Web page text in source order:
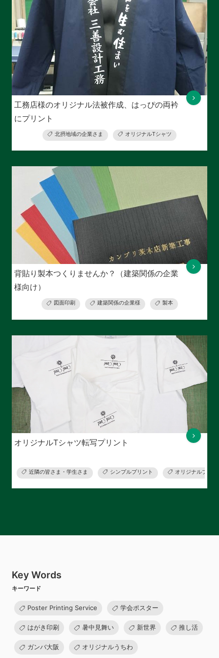
工務店様のオリジナル法被作成、はっぴの両衿
にプリント
北摂地域の企業さま オリジナルTシャツ
背貼り製本つくりませんか？（建築関係の企業
様向け）
図面印刷 建築関係の企業様 製本
オリジナルTシャツ転写プリント
近隣の皆さま・学生さま シンプルプリント オリジナルプリ
Key Words
キーワード
Poster Printing Service 学会ポスター
はがき印刷 暑中見舞い 新世界 推し活
ガンバ大阪 オリジナルうちわ